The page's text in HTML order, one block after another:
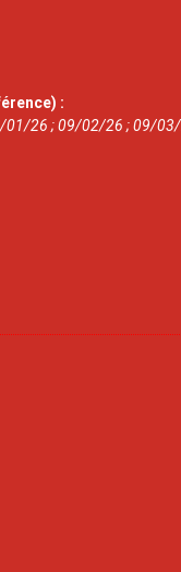
:
01/26 ; 09/02/26 ; 09/